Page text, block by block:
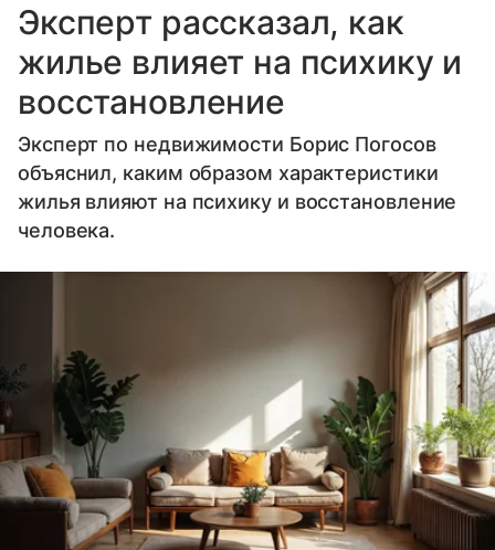
Эксперт рассказал, как
жилье влияет на психику и
восстановление
Эксперт по недвижимости Борис Погосов
объяснил, каким образом характеристики
жилья влияют на психику и восстановление
человека.